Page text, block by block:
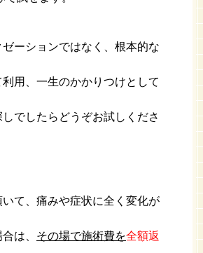
ーションではなく、根本的な
用、一生のかかりつけとして
でしたらどうぞお試しくださ
て、痛みや症状に全く変化が
は、 その場で施術費を全額返